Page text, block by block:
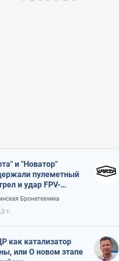
и "Новатор"
пулеметный
и удар FPV-
сохранив жизнь
Бронетехника
т.
как катализатор
или О новом этапе